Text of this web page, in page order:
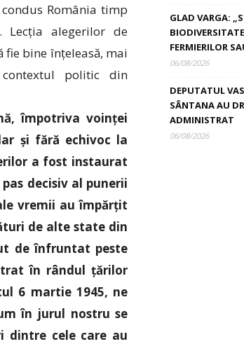
România timp
Lecția alegerilor de
fie bine înțeleasă, mai
politic din
împotriva voinței
și fără echivoc la
a fost instaurat
decisiv al punerii
vremii au împărțit
de alte state din
de înfruntat peste
în rândul țărilor
6 martie 1945, ne
în jurul nostru se
dintre cele care au
GLAD VARGA:
FERMIERILOR
06/08/2026
DEPUTATUL
SÂNTANA AU
ADMINISTRAT
06/08/2026